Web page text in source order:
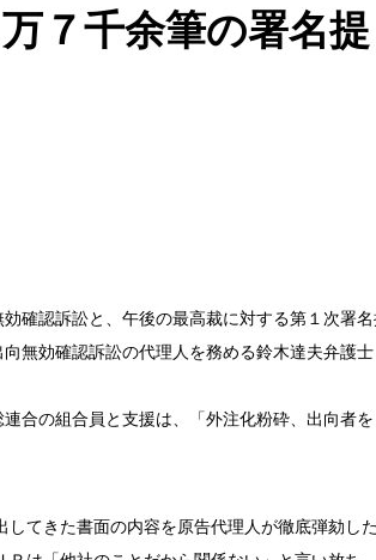
７千余筆の署名提
確認訴訟と、午後の最高裁に対する第１次署
無効確認訴訟の代理人を務める鈴木達夫弁護士
合の組合員と支援は、「外注化粉砕、出向者
てきた書面の内容を原告代理人が徹底弾劾し